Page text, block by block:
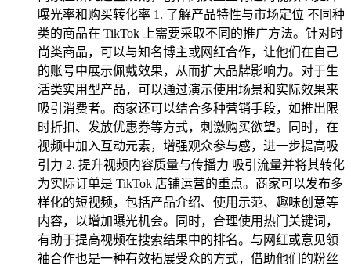
曝光率和购买转化率 1. 了解产品特性与市场定位 不同种
类的商品在 TikTok 上需要采取不同的推广方法。针对时
尚类商品，可以与知名博主或网红合作，让他们在自己
的账号中展示佩戴效果，从而扩大品牌影响力。对于生
活类实用型产品，可以通过演示使用场景和实际效果来
吸引消费者。商家还可以结合多种营销手段，如推出限
时折扣、发放优惠券等方式，刺激购买欲望。同时，在
视频中加入互动元素，增强观众参与感，进一步提高吸
引力 2. 提升视频内容质量与传播力 吸引流量并将其转化
为实际订单是 TikTok 店铺运营的重点。商家可以发布多
样化的短视频，包括产品介绍、使用示范、趣味创意等
内容，以增加曝光机会。同时，合理使用热门关键词，
有助于提高视频在搜索结果中的排名。与网红或意见领
袖合作也是一种有效拓展受众的方式，借助他们的粉丝